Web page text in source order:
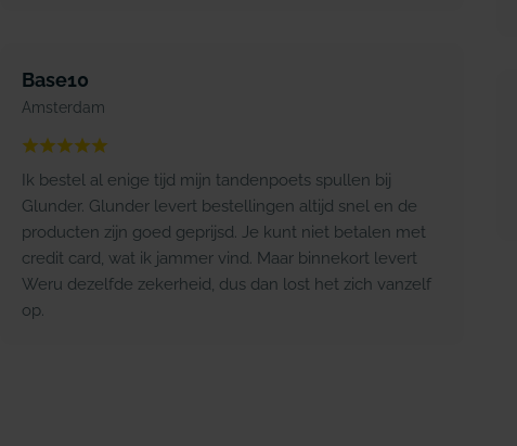
Base10
Amsterdam
Ik bestel al enige tijd mijn tandenpoets spullen bij
Glunder. Glunder levert bestellingen altijd snel en de
producten zijn goed geprijsd. Je kunt niet betalen met
credit card, wat ik jammer vind. Maar binnekort levert
Weru dezelfde zekerheid, dus dan lost het zich vanzelf
op.